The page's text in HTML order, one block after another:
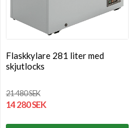
Flaskkylare 281 liter med
skjutlocks
21 480 SEK
14 280 SEK